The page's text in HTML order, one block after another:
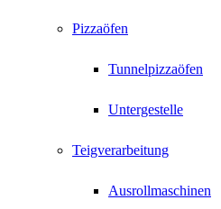
Pizzaöfen
Tunnelpizzaöfen
Untergestelle
Teigverarbeitung
Ausrollmaschinen